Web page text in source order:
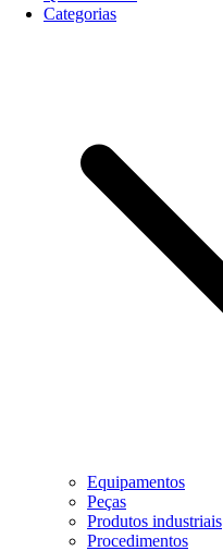
Categorias
Equipamentos
Peças
Produtos industriais
Procedimentos